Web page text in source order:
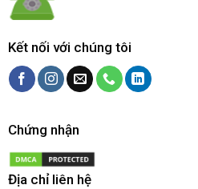
Kết nối với chúng tôi
Chứng nhận
Địa chỉ liên hệ